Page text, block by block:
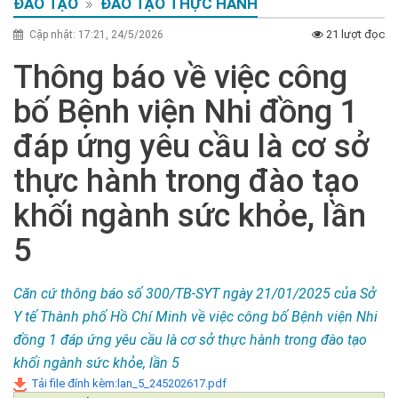
ĐÀO TẠO ĐÀO TẠO THỰC HÀNH
Cập nhật: 17:21, 24/5/2026 21 lượt đọc
Thông báo về việc công
bố Bệnh viện Nhi đồng 1
đáp ứng yêu cầu là cơ sở
thực hành trong đào tạo
khối ngành sức khỏe, lần
5
Căn cứ thông báo số 300/TB-SYT ngày 21/01/2025 của Sở
Y tế Thành phố Hồ Chí Minh về việc công bố Bệnh viện Nhi
đồng 1 đáp ứng yêu cầu là cơ sở thực hành trong đào tạo
khối ngành sức khỏe, lần 5
Tải file đính kèm:lan_5_245202617.pdf